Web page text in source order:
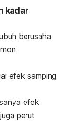
kadar
berusaha
efek samping
efek
perut